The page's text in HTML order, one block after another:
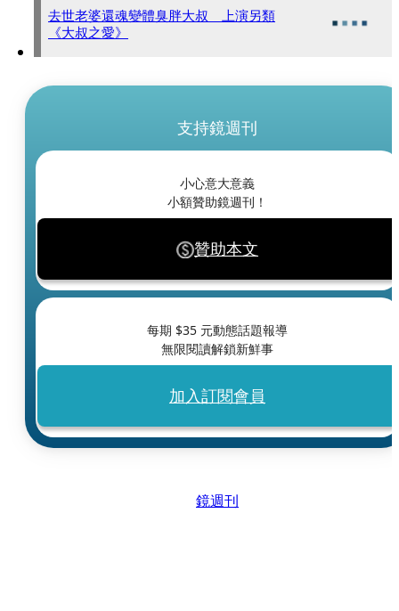
去世老婆還魂變體臭胖大叔 上演另類
《大叔之愛》
支持鏡週刊
小心意大意義
小額贊助鏡週刊！
贊助本文
每期 $35 元動態話題報導
無限閱讀解鎖新鮮事
加入訂閱會員
鏡週刊